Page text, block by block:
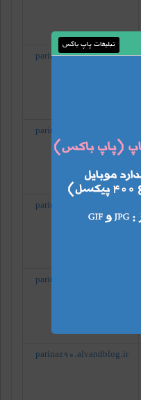
parinaz90.alvandblog.ir
parinaz90.alvandblog.ir
parinaz90.alvandblog.ir
parinaz90.alvandblog.ir
parinaz90.alvandblog.ir
تبلیغات پاپ باکس